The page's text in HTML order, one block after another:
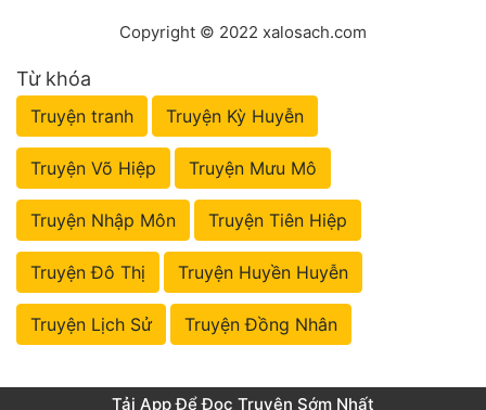
Copyright © 2022 xalosach.com
Từ khóa
Truyện tranh Truyện Kỳ Huyễn
Truyện Võ Hiệp Truyện Mưu Mô
Truyện Nhập Môn Truyện Tiên Hiệp
Truyện Đô Thị Truyện Huyền Huyễn
Truyện Lịch Sử Truyện Đồng Nhân
Tải App Để Đọc Truyện Sớm Nhất